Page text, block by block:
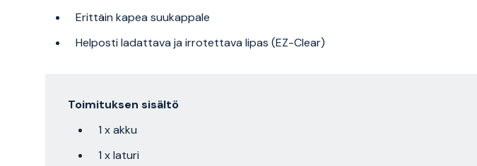
Erittäin kapea suukappale
Helposti ladattava ja irrotettava lipas (EZ-Clear)
Toimituksen sisältö
1 x akku
1 x laturi